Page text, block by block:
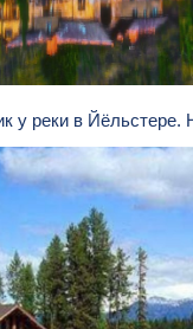
у реки в Йёльстере.